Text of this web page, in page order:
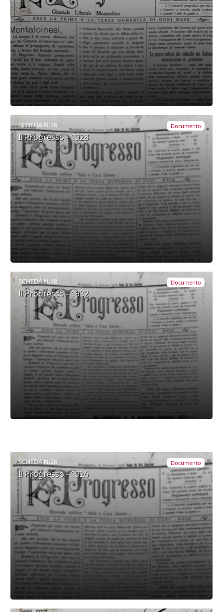
SCHEDA N.16 Documento
Il Progresso - 1928
SCHEDA N.18 Documento
Il Progresso - 1932
SCHEDA N.26 Documento
Il Progresso - 1926